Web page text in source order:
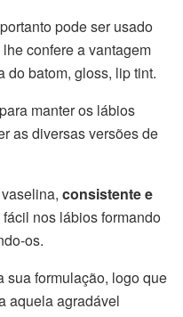
pode ser usado
confere a vantagem
do batom, gloss, lip tint.
manter os lábios
as diversas versões de
consistente e
nos lábios formando
os.
sua formulação, logo que
aquela agradável